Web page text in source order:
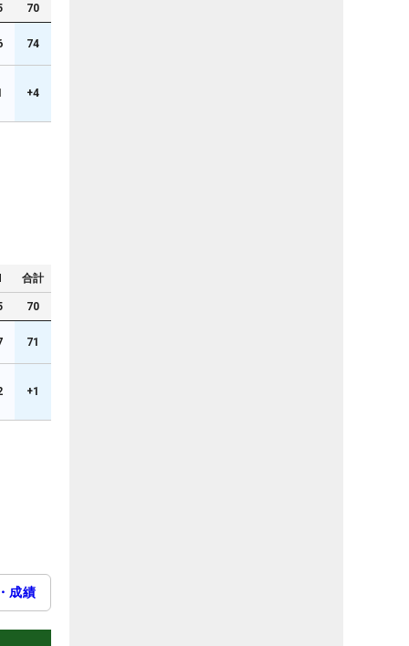
70
74
+4
合計
70
71
+1
成績